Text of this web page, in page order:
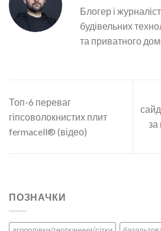
Блогер і
будівельних
та приватного
Топ-6 переваг
гіпсоволокнистих плит
fermacell® (відео)
за
ПОЗНАЧКИ